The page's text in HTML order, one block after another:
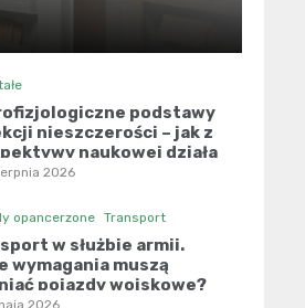
podstawy
nieszczerości – jak z
naukowej działa
wariograf?
2026
opancerzone Transport
w służbie armii.
wymagania muszą
pojazdy wojskowe?
2026